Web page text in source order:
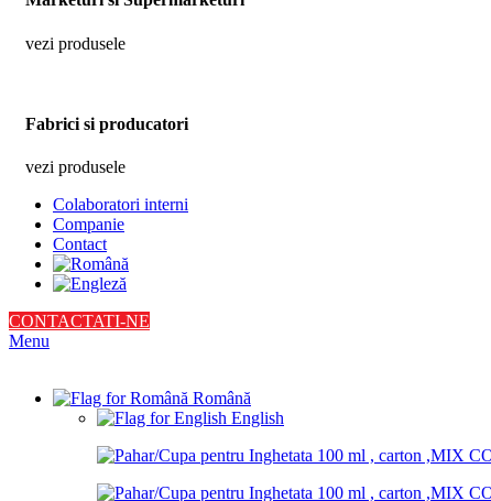
vezi produsele
Fabrici si producatori
vezi produsele
Colaboratori interni
Companie
Contact
CONTACTATI-NE
Menu
Română
English